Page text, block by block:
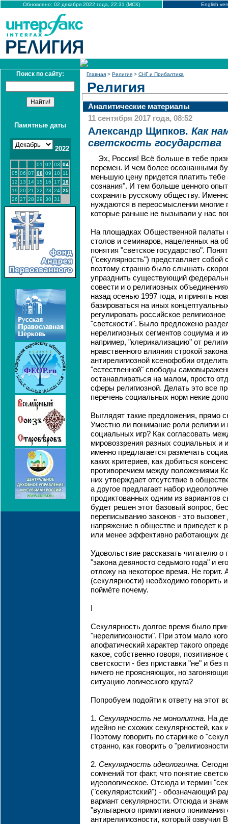
Обновлено: 02 декабря 2022 года, 22:31 (МСК) English
Поиск по сайту:
Памятные даты
2022
01 02 03 04
05 06 07 08 09 10
11
12 13 14 15 16 17 18
19 20 21 22 23 24 25
26 27 28 29 30 31
Главная > Религия > СНГ и Прибалтика
Религия
Аналитические материалы
11 сентября 2017 года, 08:52
Александр Щипков. Как
светскость государства
Эх, Россия! Всё больше в тебе
перемен. И чем более осознанными
меньшую цену придется платить
сознания". И тем больше ценного
сохранить русскому обществу.
нуждаются в переосмыслении многие
которые раньше не вызывали у нас
На площадках Общественной палаты
столов и семинаров, нацеленных на
понятия "светское государство".
("секулярность") представляет
поэтому странно было слышать
упразднить существующий
совести и о религиозных
назад осенью 1997 года, и принять
базироваться на иных
регулировать российское
"светскости". Было предложено
нерелигиозных сегментов социума и
например, "клерикализацию" от
нравственного влияния строкой
антирелигиозной ксенофобии
"естественной" свободы
останавливаться на малом, просто
сферы религиозной. Делать это все
перечень социальных норм некие
Выглядят такие предложения, прямо
Уместно ли понимание роли религии и
социальных игр? Как согласовать
мировоззрения разных социальных и
именно предлагается размечать
каких критериев, как добиться
противоречием между положениями
них утверждает отсутствие в
а другое предлагает набор
продиктованных одним из вариантов
будет решен этот базовый вопрос,
переписыванию законов - это
напряжение в обществе и приведет к
или менее эффективно работающих
Удовольствие рассказать читателю о
"закона девяносто седьмого года" и
отложу на некоторое время. Не горит.
(секулярности) необходимо
поймёте почему.
Секулярность долгое время было
"нерелигиозности". При этом мало
апофатический характер такого
какое, собственно говоря,
светскости - без приставки "не" и без
ничего не проясняющих, но
ситуацию логического круга?
Попробуем подойти к ответу на этот
1. Секулярность не монолитна. На
идейно не схожих секулярностей, как
Поэтому говорить по старинке о
странно, как говорить о
2. Секулярность идеологична.
сомнений тот факт, что понятие
идеологическое. Отсюда и термин
("секуляристский") - обозначающий
вариант секулярности. Отсюда и
"вульгарного примитивного понимания
антирелигиозности, который озвучил